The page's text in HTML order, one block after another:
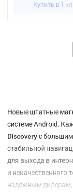
Купить в 1
Новые штатные
системе Android.
Discoveryс
стабильной
для выхода в
и некачественного
надёжным дилерам,